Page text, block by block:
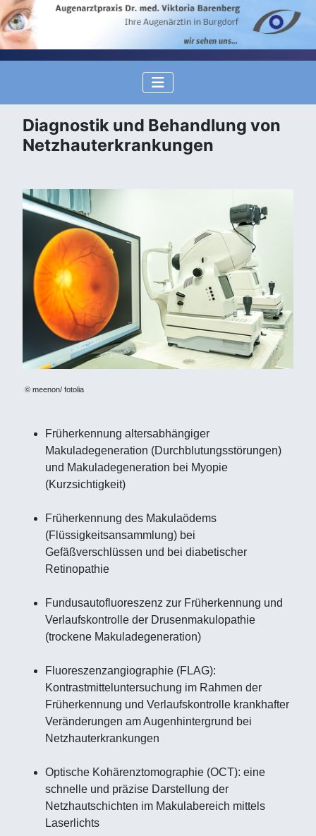
Diagnostik und Behandlung von
Netzhauterkrankungen
© meenon/ fotolia
Früherkennung altersabhängiger
Makuladegeneration (Durchblutungsstörungen)
und Makuladegeneration bei Myopie
(Kurzsichtigkeit)
Früherkennung des Makulaödems
(Flüssigkeitsansammlung) bei
Gefäßverschlüssen und bei diabetischer
Retinopathie
Fundusautofluoreszenz zur Früherkennung und
Verlaufskontrolle der Drusenmakulopathie
(trockene Makuladegeneration)
Fluoreszenzangiographie (FLAG):
Kontrastmitteluntersuchung im Rahmen der
Früherkennung und Verlaufskontrolle krankhafter
Veränderungen am Augenhintergrund bei
Netzhauterkrankungen
Optische Kohärenztomographie (OCT): eine
schnelle und präzise Darstellung der
Netzhautschichten im Makulabereich mittels
Laserlichts